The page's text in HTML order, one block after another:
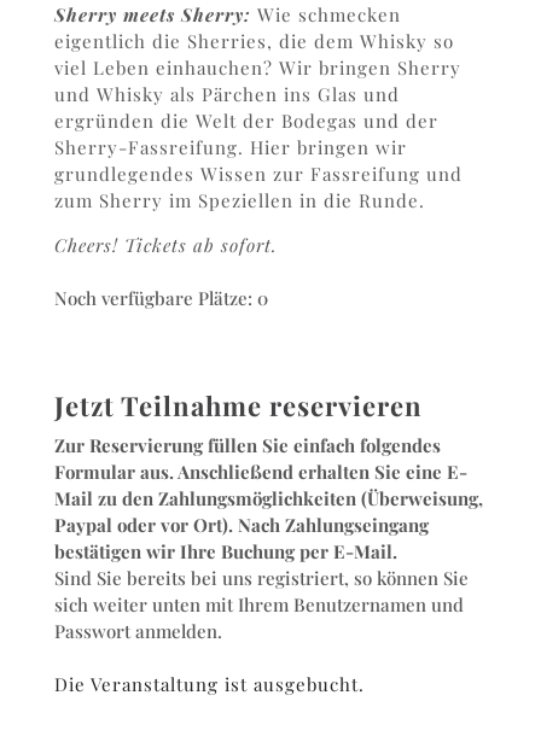
Sherry meets Sherry: Wie schmecken
eigentlich die Sherries, die dem Whisky so
viel Leben einhauchen? Wir bringen Sherry
und Whisky als Pärchen ins Glas und
ergründen die Welt der Bodegas und der
Sherry-Fassreifung. Hier bringen wir
grundlegendes Wissen zur Fassreifung und
zum Sherry im Speziellen in die Runde.
Cheers! Tickets ab sofort.
Noch verfügbare Plätze: 0
Jetzt Teilnahme reservieren
Zur Reservierung füllen Sie einfach folgendes
Formular aus. Anschließend erhalten Sie eine E-
Mail zu den Zahlungsmöglichkeiten (Überweisung,
Paypal oder vor Ort). Nach Zahlungseingang
bestätigen wir Ihre Buchung per E-Mail.
Sind Sie bereits bei uns registriert, so können Sie
sich weiter unten mit Ihrem Benutzernamen und
Passwort anmelden.
Die Veranstaltung ist ausgebucht.